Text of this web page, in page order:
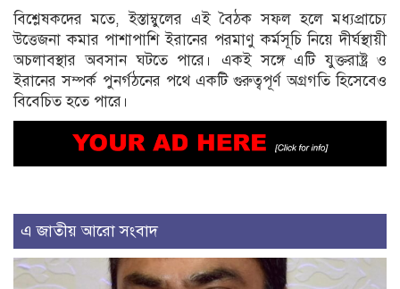
বিশ্লেষকদের মতে, ইস্তাম্বুলের এই বৈঠক সফল হলে মধ্যপ্রাচ্যে
উত্তেজনা কমার পাশাপাশি ইরানের পরমাণু কর্মসূচি নিয়ে দীর্ঘস্থায়ী
অচলাবস্থার অবসান ঘটতে পারে। একই সঙ্গে এটি যুক্তরাষ্ট্র ও
ইরানের সম্পর্ক পুনর্গঠনের পথে একটি গুরুত্বপূর্ণ অগ্রগতি হিসেবেও
বিবেচিত হতে পারে।
এ জাতীয় আরো সংবাদ